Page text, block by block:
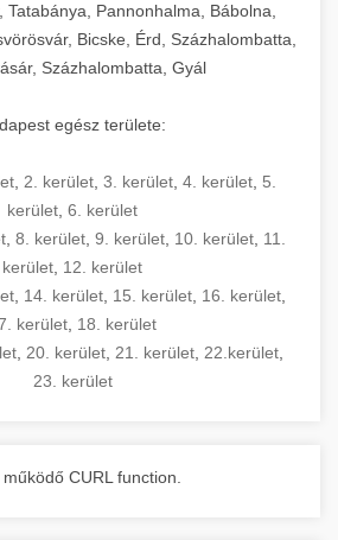
Tatabánya, Pannonhalma, Bábolna,
Bicske, Érd, Százhalombatta,
Százhalombatta, Gyál
egész területe:
2. kerület 3. kerület 4. kerület 5.
kerület 6. kerület
, 8. kerület, 9. kerület, 10. kerület, 11.
kerület 12. kerület
14. kerület 15. kerület 16. kerület
kerület 18. kerület
20. kerület 21. kerület 22.kerület
23. kerület
CURL function.